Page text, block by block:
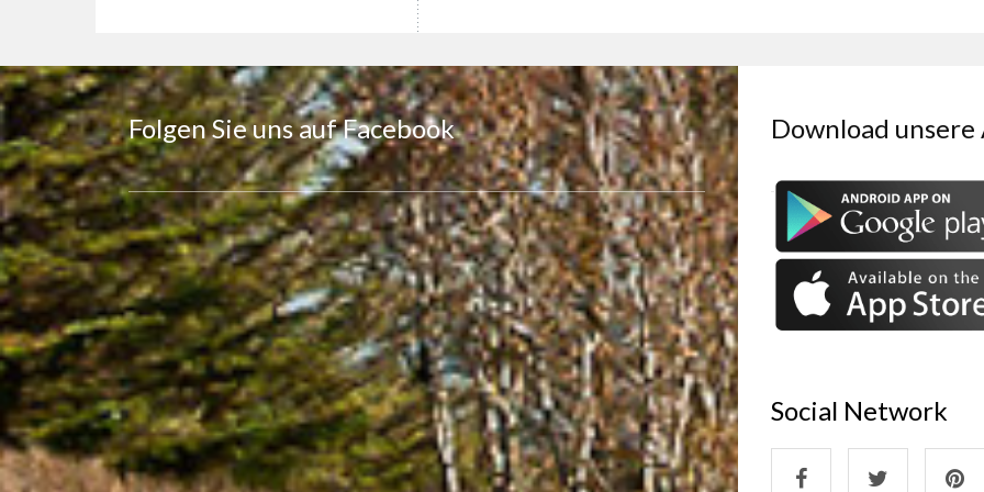
Folgen Sie uns auf Facebook Download unsere
Social Network